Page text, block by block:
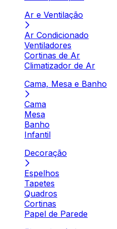
Ar e Ventilação
Ar Condicionado
Ventiladores
Cortinas de Ar
Climatizador de Ar
Cama, Mesa e Banho
Cama
Mesa
Banho
Infantil
Decoração
Espelhos
Tapetes
Quadros
Cortinas
Papel de Parede